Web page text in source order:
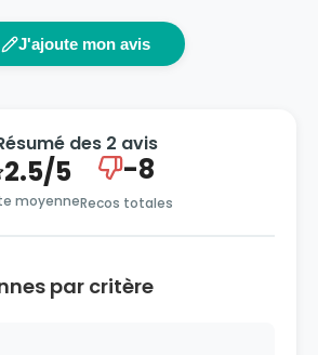
J'ajoute mon avis
des 2 avis
2.5/5
moyenne
-8
Recos totales
par critère